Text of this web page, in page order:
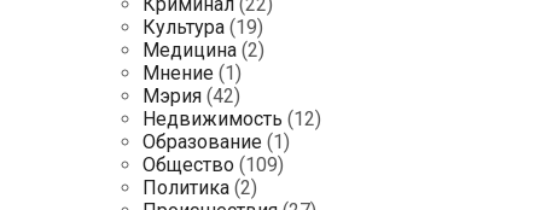
Культура (19)
Медицина (2)
Мнение (1)
Мэрия (42)
Недвижимость (12)
Образование (1)
Общество (109)
Политика (2)